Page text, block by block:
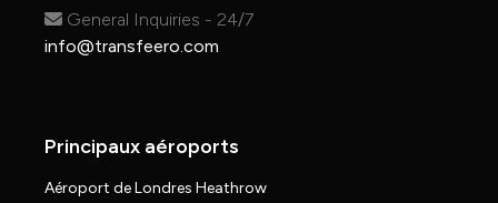
General Inquiries - 24/7
info@transfeero.com
Principaux aéroports
Aéroport de Londres Heathrow